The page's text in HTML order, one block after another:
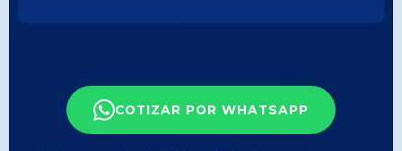
COTIZAR POR WHATSAPP